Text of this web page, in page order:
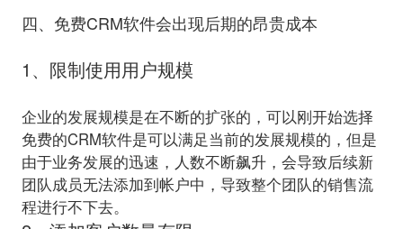
四、免费CRM软件会出现后期的昂贵成本
1、限制使用用户规模
企业的发展规模是在不断的扩张的，可以刚开始选择
免费的CRM软件是可以满足当前的发展规模的，但是
由于业务发展的迅速，人数不断飙升，会导致后续新
团队成员无法添加到帐户中，导致整个团队的销售流